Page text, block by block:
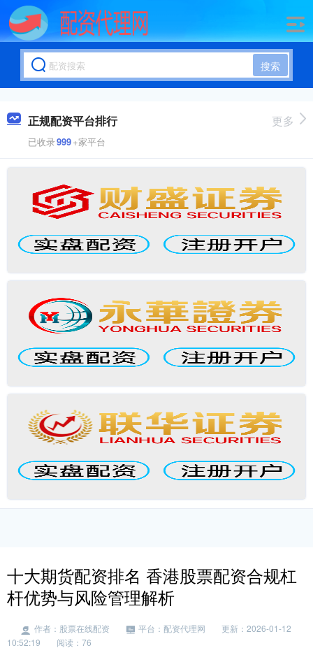
搜索
正规配资平台排行
已收录999+家平台
更多
十大期货配资排名 香港股票配资合规杠
杆优势与风险管理解析
作者：股票在线配资 平台：配资代理网
更新：2026-01-12
10:52:19
阅读：76